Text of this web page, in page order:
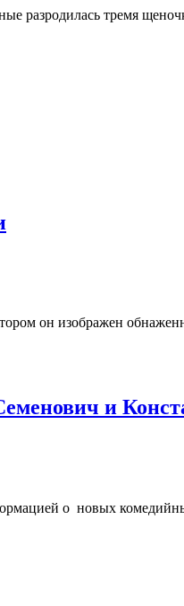
разродилась тремя
он изображен
и
о новых